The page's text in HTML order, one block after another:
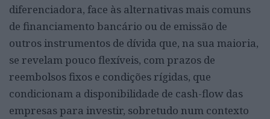
diferenciadora, face às alternativas mais comuns
de financiamento bancário ou de emissão de
outros instrumentos de dívida que, na sua maioria,
se revelam pouco flexíveis, com prazos de
reembolsos fixos e condições rígidas, que
condicionam a disponibilidade de cash-flow das
empresas para investir, sobretudo num contexto